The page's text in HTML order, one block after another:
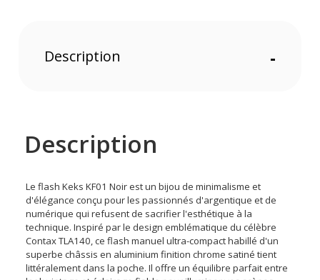
Description -
Description
Le flash Keks KF01 Noir est un bijou de minimalisme et
d'élégance conçu pour les passionnés d'argentique et de
numérique qui refusent de sacrifier l'esthétique à la
technique. Inspiré par le design emblématique du célèbre
Contax TLA140, ce flash manuel ultra-compact habillé d'un
superbe châssis en aluminium finition chrome satiné tient
littéralement dans la poche. Il offre un équilibre parfait entre